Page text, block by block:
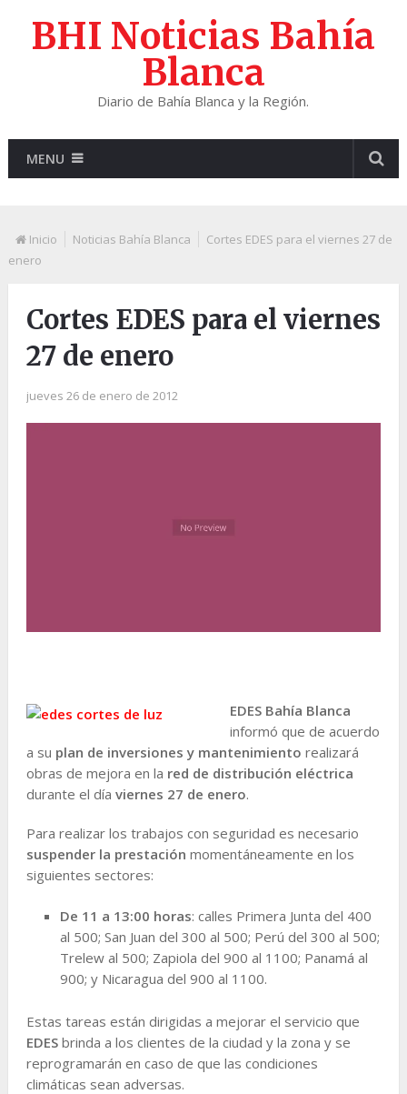
BHI Noticias Bahía
Blanca
Diario de Bahía Blanca y la Región.
MENU
Inicio Noticias Bahía Blanca
Cortes EDES para el viernes 27 de
enero
Cortes EDES para el viernes
27 de enero
jueves 26 de enero de 2012
EDES Bahía Blanca
informó que de acuerdo
a su plan de inversiones y mantenimiento realizará
obras de mejora en la red de distribución eléctrica
durante el día viernes 27 de enero.
Para realizar los trabajos con seguridad es necesario
suspender la prestación momentáneamente en los
siguientes sectores:
De 11 a 13:00 horas: calles Primera Junta del 400
al 500; San Juan del 300 al 500; Perú del 300 al 500;
Trelew al 500; Zapiola del 900 al 1100; Panamá al
900; y Nicaragua del 900 al 1100.
Estas tareas están dirigidas a mejorar el servicio que
EDESbrinda a los clientes de la ciudad y la zona y se
reprogramarán en caso de que las condiciones
climáticas sean adversas.